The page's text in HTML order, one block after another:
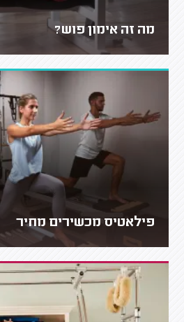
מה זה אימון פוש?
פילאטיס מכשירים מחיר